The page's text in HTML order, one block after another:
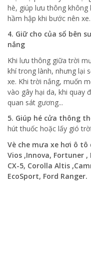
hè, giúp lưu thông không
hầm hập khi bước nên xe.
4. Giữ cho của sổ bên
nắng
Khi lưu thông giữa trời
khí trong lành, nhưng lại
xe. Khi trời nắng, muốn
vào gây hại da, khi quay
quan sát gương...
5. Giúp hé cửa thông
hút thuốc hoặc lấy gió
Vè che mưa xe hơi ô
Vios ,Innova, Fortuner
CX-5, Corolla Altis
EcoSport, Ford Ranger.